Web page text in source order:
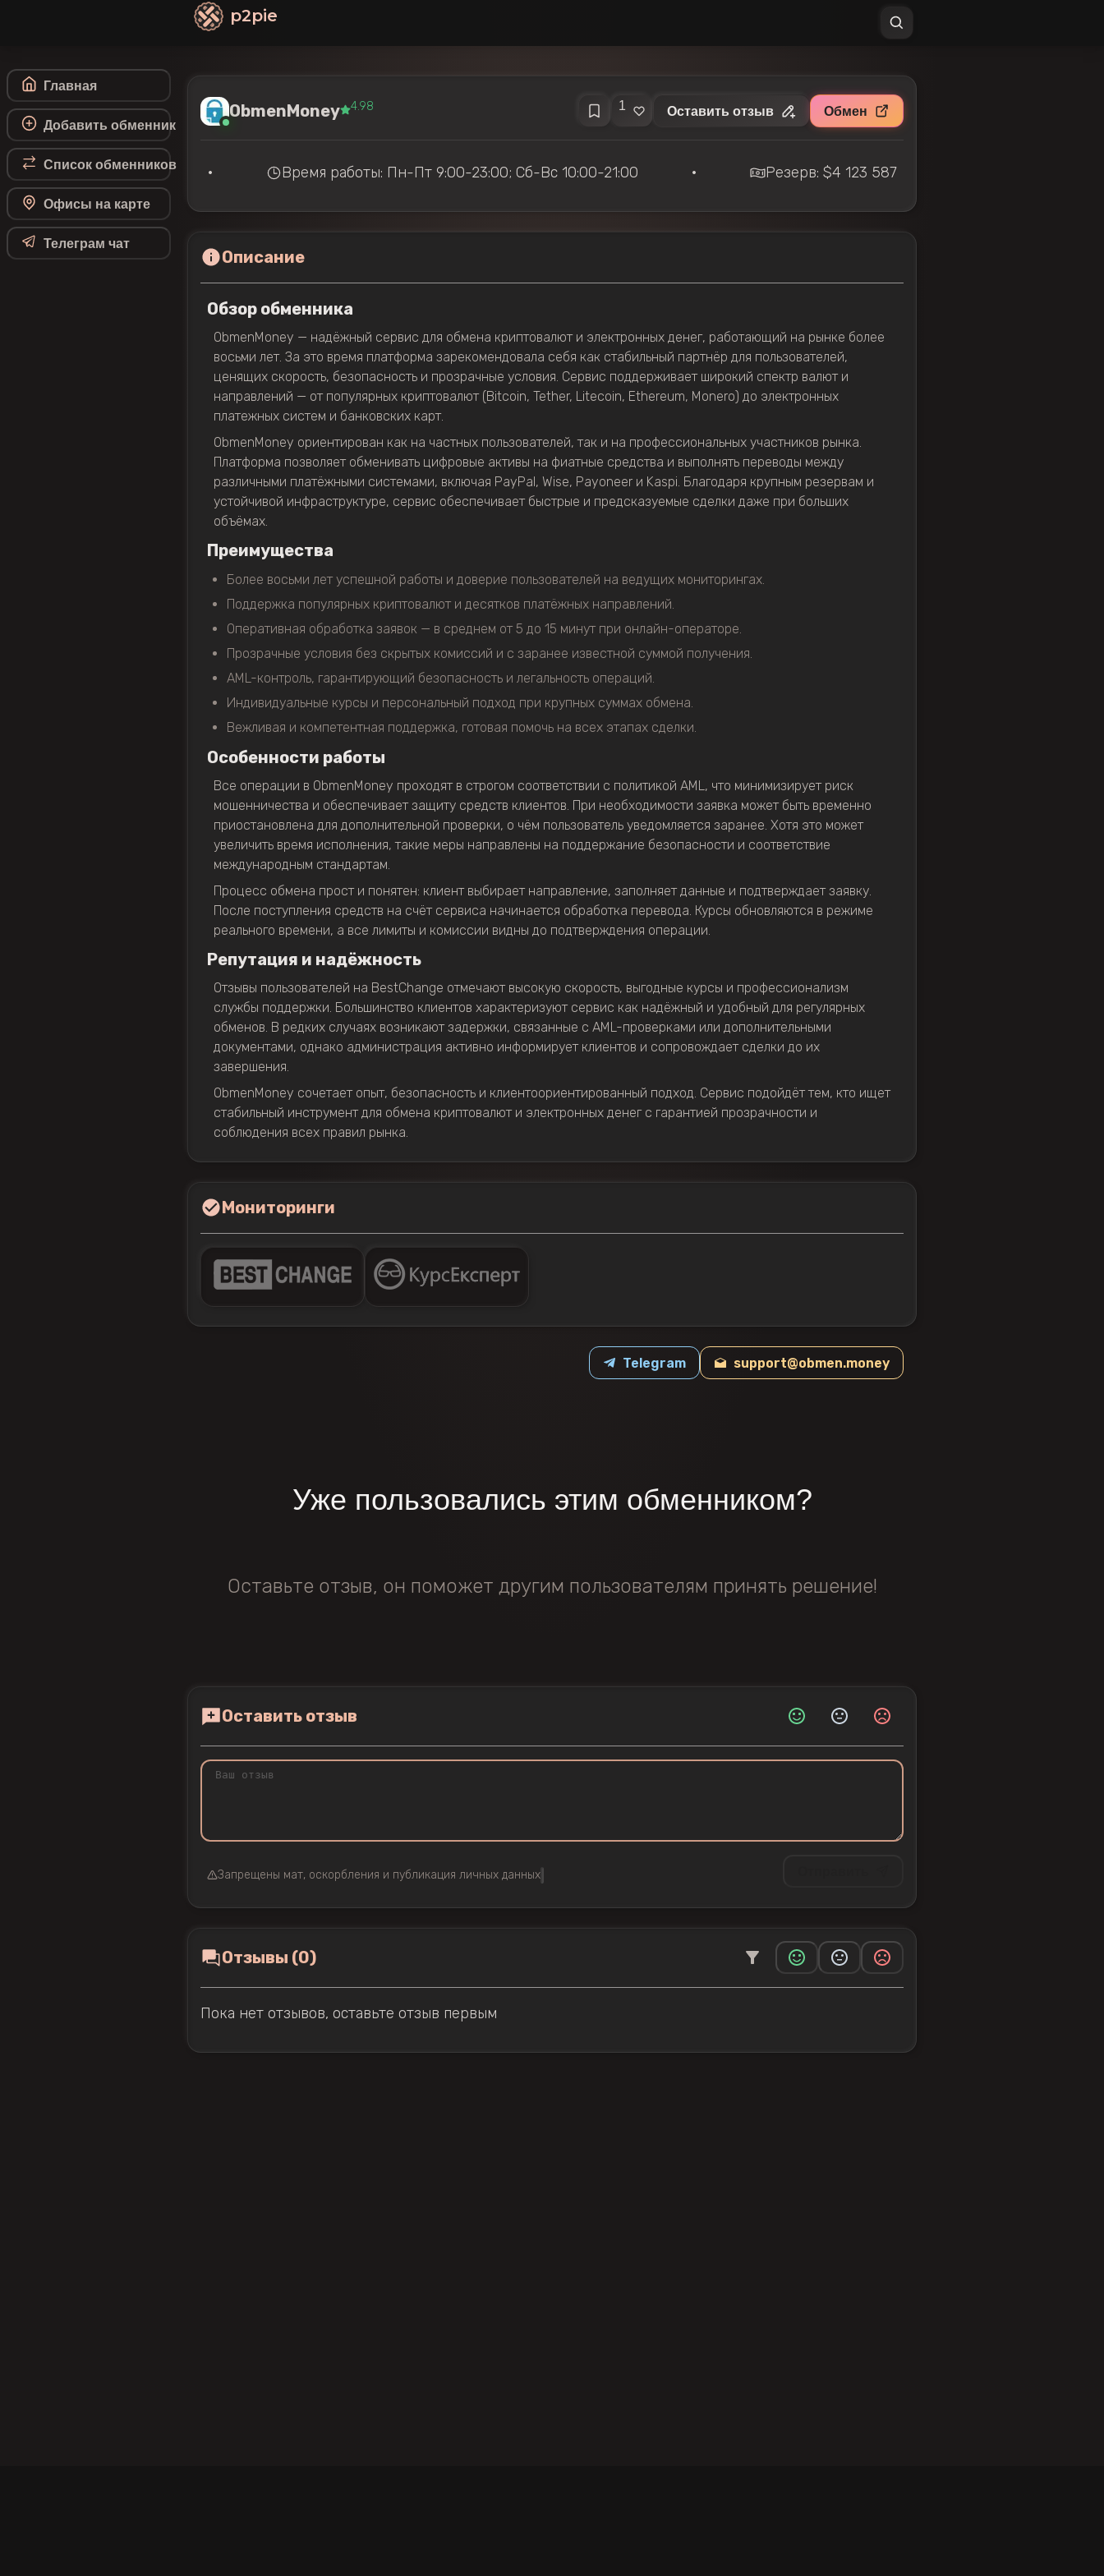
Главная
Добавить обменник
Список обменников
Офисы на карте
Телеграм чат
p2pie
ObmenMoney 4.98 1 Оставить отзыв Обмен
• Время работы: Пн-Пт 9:00-23:00; Сб-Вс 10:00-21:00 • Резерв: $4 123 587
Описание
Обзор обменника
ObmenMoney — надёжный сервис для обмена криптовалют и электронных денег, работающий на рынке более
восьми лет. За это время платформа зарекомендовала себя как стабильный партнёр для пользователей,
ценящих скорость, безопасность и прозрачные условия. Сервис поддерживает широкий спектр валют и
направлений — от популярных криптовалют (Bitcoin, Tether, Litecoin, Ethereum, Monero) до электронных
платежных систем и банковских карт.
ObmenMoney ориентирован как на частных пользователей, так и на профессиональных участников рынка.
Платформа позволяет обменивать цифровые активы на фиатные средства и выполнять переводы между
различными платёжными системами, включая PayPal, Wise, Payoneer и Kaspi. Благодаря крупным резервам и
устойчивой инфраструктуре, сервис обеспечивает быстрые и предсказуемые сделки даже при больших
объёмах.
Преимущества
Более восьми лет успешной работы и доверие пользователей на ведущих мониторингах.
Поддержка популярных криптовалют и десятков платёжных направлений.
Оперативная обработка заявок — в среднем от 5 до 15 минут при онлайн-операторе.
Прозрачные условия без скрытых комиссий и с заранее известной суммой получения.
AML-контроль, гарантирующий безопасность и легальность операций.
Индивидуальные курсы и персональный подход при крупных суммах обмена.
Вежливая и компетентная поддержка, готовая помочь на всех этапах сделки.
Особенности работы
Все операции в ObmenMoney проходят в строгом соответствии с политикой AML, что минимизирует риск
мошенничества и обеспечивает защиту средств клиентов. При необходимости заявка может быть временно
приостановлена для дополнительной проверки, о чём пользователь уведомляется заранее. Хотя это может
увеличить время исполнения, такие меры направлены на поддержание безопасности и соответствие
международным стандартам.
Процесс обмена прост и понятен: клиент выбирает направление, заполняет данные и подтверждает заявку.
После поступления средств на счёт сервиса начинается обработка перевода. Курсы обновляются в режиме
реального времени, а все лимиты и комиссии видны до подтверждения операции.
Репутация и надёжность
Отзывы пользователей на BestChange отмечают высокую скорость, выгодные курсы и профессионализм
службы поддержки. Большинство клиентов характеризуют сервис как надёжный и удобный для регулярных
обменов. В редких случаях возникают задержки, связанные с AML-проверками или дополнительными
документами, однако администрация активно информирует клиентов и сопровождает сделки до их
завершения.
ObmenMoney сочетает опыт, безопасность и клиентоориентированный подход. Сервис подойдёт тем, кто ищет
стабильный инструмент для обмена криптовалют и электронных денег с гарантией прозрачности и
соблюдения всех правил рынка.
Мониторинги
Telegram support@obmen.money
Уже пользовались этим обменником?
Оставьте отзыв, он поможет другим пользователям принять решение!
Оставить отзыв
Запрещены мат, оскорбления и публикация личных данных
Отзывы (0)
Пока нет отзывов, оставьте отзыв первым